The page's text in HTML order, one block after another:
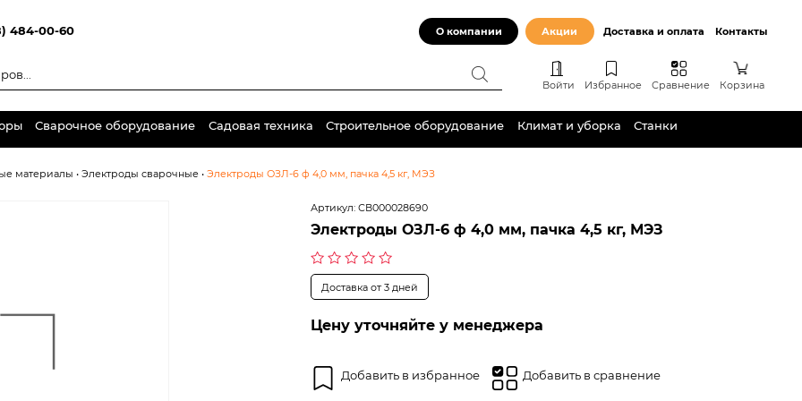
484-00-60 О компании Акции Доставка и оплата Контакты
Войти Избранное Сравнение Корзина
Сварочное оборудование Садовая техника Строительное оборудование Климат и уборка Станки
материалы • Электроды сварочные • Электроды ОЗЛ-6 ф 4,0 мм, пачка 4,5 кг, МЭЗ
Артикул:СВ000028690
Электроды ОЗЛ-6 ф 4,0 мм, пачка 4,5 кг, МЭЗ
Оценка
из
Доставка от 3 дней
Цену уточняйте у менеджера
Добавить в избранное Добавить в сравнение